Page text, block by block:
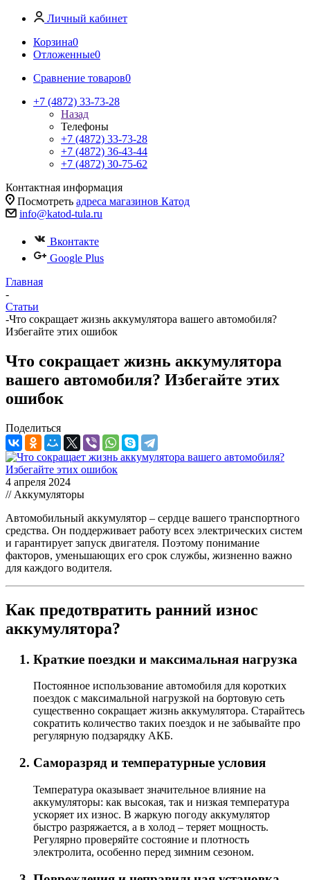
Личный кабинет
Корзина0
Отложенные0
Сравнение товаров0
+7 (4872) 33-73-28
Назад
Телефоны
+7 (4872) 33-73-28
+7 (4872) 36-43-44
+7 (4872) 30-75-62
Контактная информация
Посмотреть адреса магазинов Катод
info@katod-tula.ru
Вконтакте
Google Plus
Главная
-
Статьи
-Что сокращает жизнь аккумулятора вашего автомобиля?
Избегайте этих ошибок
Что сокращает жизнь аккумулятора
вашего автомобиля? Избегайте этих
ошибок
Поделиться
4 апреля 2024
// Аккумуляторы
Автомобильный аккумулятор – сердце вашего транспортного
средства. Он поддерживает работу всех электрических систем
и гарантирует запуск двигателя. Поэтому понимание
факторов, уменьшающих его срок службы, жизненно важно
для каждого водителя.
Как предотвратить ранний износ
аккумулятора?
Краткие поездки и максимальная нагрузка
Постоянное использование автомобиля для коротких
поездок с максимальной нагрузкой на бортовую сеть
существенно сокращает жизнь аккумулятора. Старайтесь
сократить количество таких поездок и не забывайте про
регулярную подзарядку АКБ.
Саморазряд и температурные условия
Температура оказывает значительное влияние на
аккумуляторы: как высокая, так и низкая температура
ускоряет их износ. В жаркую погоду аккумулятор
быстро разряжается, а в холод – теряет мощность.
Регулярно проверяйте состояние и плотность
электролита, особенно перед зимним сезоном.